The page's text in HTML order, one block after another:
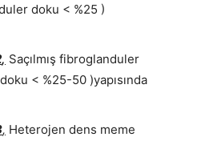
doku < %25 )
, Saçılmış fibroglanduler
< %25-50 )yapısında
, Heterojen dens meme